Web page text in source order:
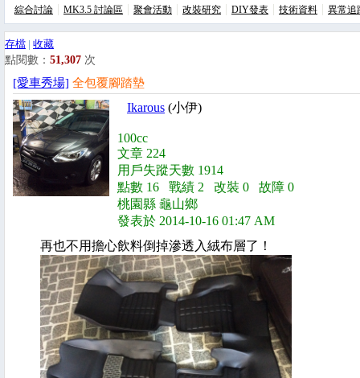
綜合討論 MK3.5 討論區 聚會活動 改裝研究 DIY發表 技術資料 異常追
存檔 | 收藏
點閱數： 51,307 次
[愛車秀場] 全包覆腳踏墊
Ikarous (小伊)
100cc
文章 224
用戶失蹤天數 1914
點數 16 戰績 2 改裝 0 故障 0
桃園縣 龜山鄉
發表於 2014-10-16 01:47 AM
再也不用擔心飲料倒掉滲透入絨布層了！